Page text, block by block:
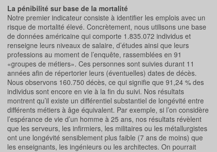
La pénibilité sur base de la mortalité
Notre premier indicateur consiste à identifier les emplois avec un
risque de mortalité élevé. Concrètement, nous utilisons une base
de données américaine qui comporte 1.835.072 individus et
renseigne leurs niveaux de salaire, d’études ainsi que leurs
professions au moment de l’enquête, rassemblées en 91
«groupes de métiers». Ces personnes sont suivies durant 11
années afin de répertorier leurs (éventuelles) dates de décès.
Nous observons 160.750 décès, ce qui signifie que 91,24 % des
individus sont encore en vie à la fin du suivi. Nos résultats
montrent qu’il existe un différentiel substantiel de longévité entre
différents métiers à âge équivalent. Par exemple, si l’on considère
l’espérance de vie d’un homme à 25 ans, nos résultats révèlent
que les serveurs, les infirmiers, les militaires ou les métallurgistes
ont une longévité sensiblement plus faible (7 ans de moins) que
les enseignants, les ingénieurs ou les architectes. On pourrait